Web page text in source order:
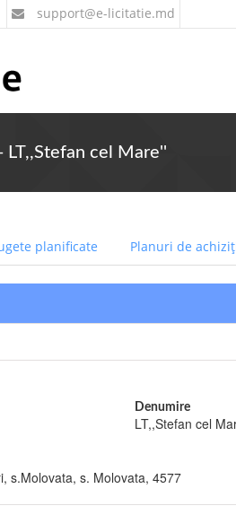
support@e-licitatie.md
LT,,Stefan cel Mare''
planificate Planuri de
Denumire
LT,,Stefan cel
s.Molovata, s. Molovata, 4577